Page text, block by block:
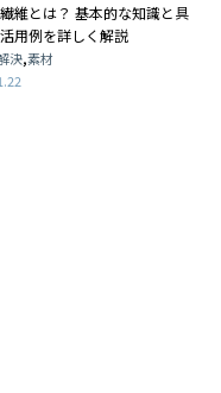
維とは？ 基本的な知識と具
用例を詳しく解説
決,素材